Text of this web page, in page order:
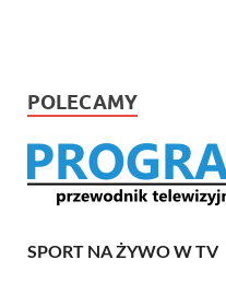
POLECAMY
SPORT NA ŻYWO W TV